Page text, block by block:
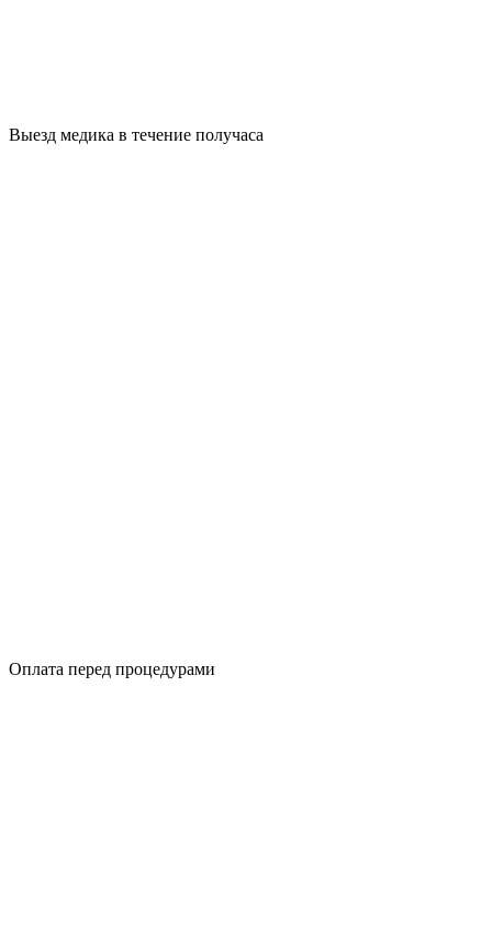
Выезд медика в течение получаса
Оплата перед процедурами